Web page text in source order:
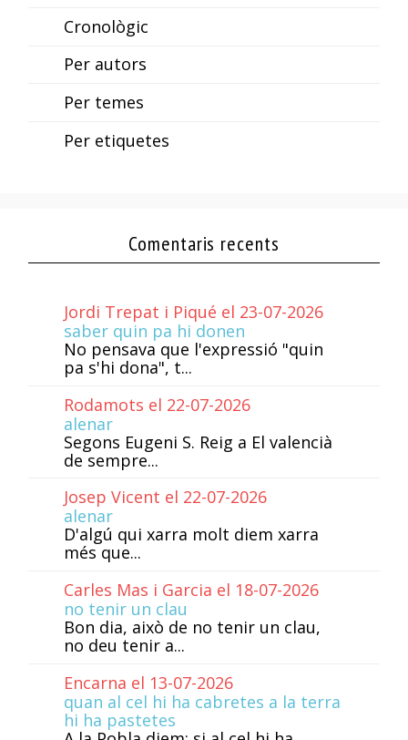
Cronològic
Per autors
Per temes
Per etiquetes
Comentaris recents
Jordi Trepat i Piqué el 23-07-2026
saber quin pa hi donen
No pensava que l'expressió "quin
pa s'hi dona", t...
Rodamots el 22-07-2026
alenar
Segons Eugeni S. Reig a El valencià
de sempre...
Josep Vicent el 22-07-2026
alenar
D'algú qui xarra molt diem xarra
més que...
Carles Mas i Garcia el 18-07-2026
no tenir un clau
Bon dia, això de no tenir un clau,
no deu tenir a...
Encarna el 13-07-2026
quan al cel hi ha cabretes a la terra
hi ha pastetes